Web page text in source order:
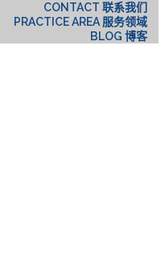
CONTACT 联系我们
PRACTICE AREA 服务领域
BLOG 博客